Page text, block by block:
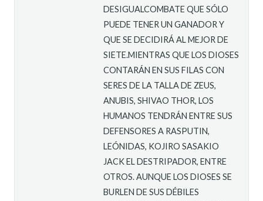
DESIGUALCOMBATE QUE SÓLO
PUEDE TENER UN GANADOR Y
QUE SE DECIDIRÁ AL MEJOR DE
SIETE.MIENTRAS QUE LOS DIOSES
CONTARÁN EN SUS FILAS CON
SERES DE LA TALLA DE ZEUS,
ANUBIS, SHIVAO THOR, LOS
HUMANOS TENDRÁN ENTRE SUS
DEFENSORES A RASPUTIN,
LEÓNIDAS, KOJIRO SASAKIO
JACK EL DESTRIPADOR, ENTRE
OTROS. AUNQUE LOS DIOSES SE
BURLEN DE SUS DÉBILES